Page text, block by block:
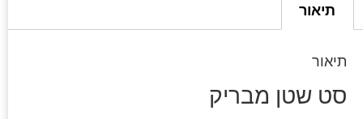
תיאור
תיאור
סט שטן מבריק